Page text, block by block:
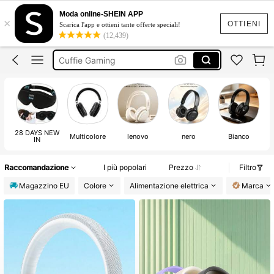
OTTIENI
×
Moda online-SHEIN APP
Scarica l'app e ottieni tante offerte speciali!
(12,439)
Cuffie Bluetoot
Cuffie Bluetooth Senza Fili
Cuffie Gaming
Cuffie Bluetooth Grandi
Cuffie Bluetoot
28 DAYS NEW
IN Multicolore lenovo nero Bianco
Raccomandazione I più popolari Prezzo
Filtro
Magazzino EU
Colore Alimentazione elettrica Marca